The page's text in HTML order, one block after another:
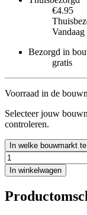
€4.95
Bezorgd in
gratis
Voorraad in de
Selecteer jouw
controleren.
In welke bouwmarkt
In winkelwagen